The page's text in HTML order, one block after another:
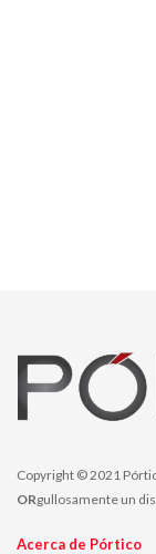
Copyright © 2021
ORgullosamente un
Acerca de Pórtico